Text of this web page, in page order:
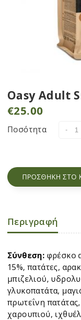
Oasy Adult
€25.00
Ποσότητα
ΠΡΟΣΘΉΚΗ ΣΤΟ
Περιγραφή
Σύνθεση: φρέσκο
15%, πατάτες,
μπιζελιού,
γλυκοπατάτα,
πρωτεΐνη
χαρουπιού,